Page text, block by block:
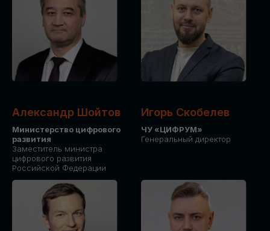
Александр Шойтов
Министерство цифрового
развития
Заместитель министра
цифрового развития
Российской Федерации
Игорь Скобелев
ЧУ «ЦИФРУМ»
Генеральный директор